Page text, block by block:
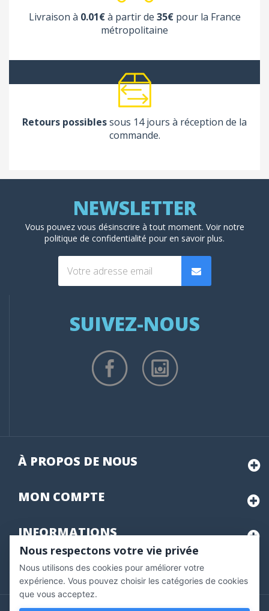
Livraison à 0.01€à partir de 35€pour la France
métropolitaine
Retours possiblessous 14 jours à réception de la
commande.
Vous pouvez vous désinscrire à tout moment. Voir notre
politique de confidentialité pour en savoir plus.
SUIVEZ-NOUS
À PROPOS DE NOUS
MON COMPTE
INFORMATIONS
Marchand approuvé par la Société des Avis Garantis,
pour vérifier .
Nous respectons votre vie privée
Nous utilisons des cookies pour améliorer votre
expérience. Vous pouvez choisir les catégories de cookies
que vous acceptez.